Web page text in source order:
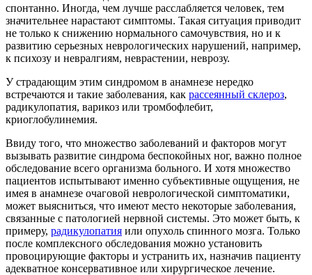
спонтанно. Иногда, чем лучше расслабляется человек, тем
значительнее нарастают симптомы. Такая ситуация приводит
не только к снижению нормального самочувствия, но и к
развитию серьезных неврологических нарушений, например,
к психозу и невралгиям, неврастении, неврозу.
У страдающим этим синдромом в анамнезе нередко
встречаются и такие заболевания, как рассеянный склероз,
радикулопатия, варикоз или тромбофлебит,
криоглобулинемия.
Ввиду того, что множество заболеваний и факторов могут
вызывать развитие синдрома беспокойных ног, важно полное
обследование всего организма больного. И хотя множество
пациентов испытывают именно субъективные ощущения, не
имея в анамнезе очаговой неврологической симптоматики,
может выясниться, что имеют место некоторые заболевания,
связанные с патологией нервной системы. Это может быть, к
примеру, радикулопатия или опухоль спинного мозга. Только
после комплексного обследования можно установить
провоцирующие факторы и устранить их, назначив пациенту
адекватное консервативное или хирургическое лечение.